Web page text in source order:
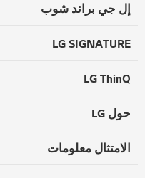
إل جي براند شوب
LG SIGNATURE
LG ThinQ
حول LG
الامتثال معلومات